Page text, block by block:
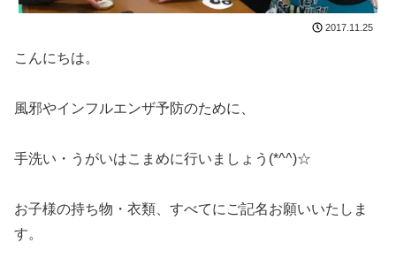
2017.11.25
こんにちは。
風邪やインフルエンザ予防のために、
手洗い・うがいはこまめに行いましょう(*^^)☆
お子様の持ち物・衣類、すべてにご記名お願いいたしま
す。